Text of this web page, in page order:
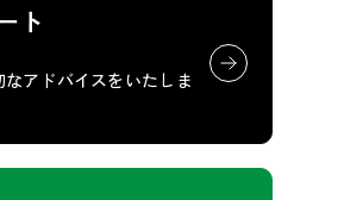
ト
アドバイスをいたしま